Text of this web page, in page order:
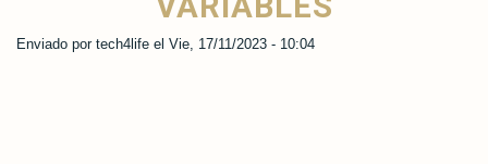
Enviado por tech4life el Vie, 17/11/2023 - 10:04